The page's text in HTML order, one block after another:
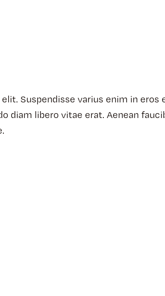
Suspendisse varius enim in
diam libero vitae erat. Aenean